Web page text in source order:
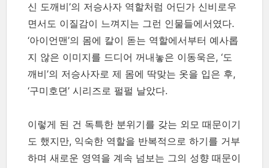
신 도깨비’의 저승사자 역할처럼 어딘가 신비로우
면서도 이질감이 느껴지는 그런 인물들에서였다.
‘아이언맨’의 몸에 칼이 돋는 역할에서부터 예사롭
지 않은 이미지를 드디어 꺼내놓은 이동욱은, ‘도
깨비’의 저승사자로 제 몸에 딱맞는 옷을 입은 후,
‘구미호뎐’ 시리즈로 펄펄 날았다.
이렇게 된 건 독특한 분위기를 갖는 외모 때문이기
도 했지만, 익숙한 역할을 반복적으로 하기를 거부
하며 새로운 영역을 계속 넘보는 그의 성향 때문이